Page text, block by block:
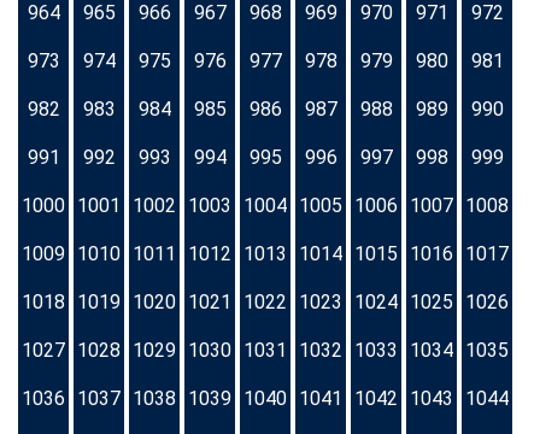
964 965 966 967 968 969 970 971 972
973 974 975 976 977 978 979 980 981
982 983 984 985 986 987 988 989 990
991 992 993 994 995 996 997 998 999
1000 1001 1002 1003 1004 1005 1006 1007 1008
1009 1010 1011 1012 1013 1014 1015 1016 1017
1018 1019 1020 1021 1022 1023 1024 1025 1026
1027 1028 1029 1030 1031 1032 1033 1034 1035
1036 1037 1038 1039 1040 1041 1042 1043 1044